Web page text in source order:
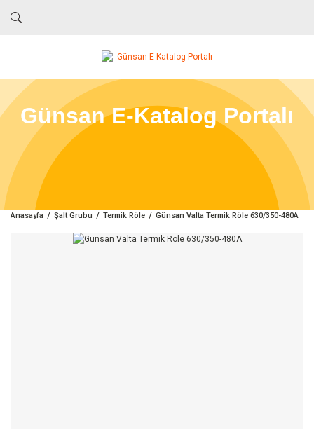
Günsan E-Katalog Portalı
Anasayfa Şalt Grubu Termik Röle Günsan Valta Termik Röle 630/350-480A